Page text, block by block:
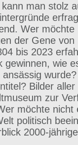
man stolz
Wer möchte
der Gene von
bis 2023
gewinnen, wie
Bilder
zur
möchte nicht
politisch
2000-